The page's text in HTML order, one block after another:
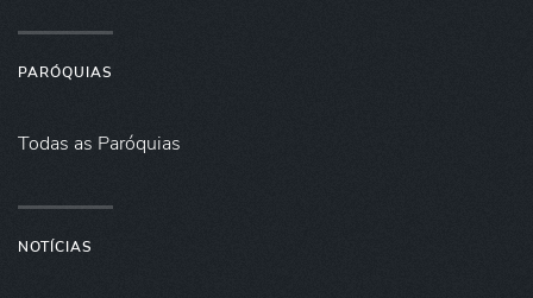
PARÓQUIAS
Todas as Paróquias
NOTÍCIAS